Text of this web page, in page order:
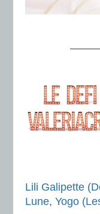
Lili Galipette
Lune, Yogo